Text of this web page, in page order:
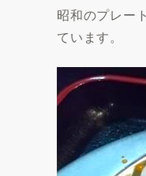
昭和のプレー
ています。